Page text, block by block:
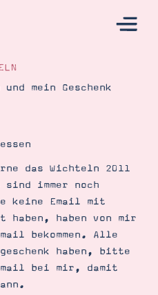
mein Geschenk
das Wichteln 2011
immer noch
keine Email mit
haben, haben von mir
bekommen. Alle
haben, bitte
bei mir, damit